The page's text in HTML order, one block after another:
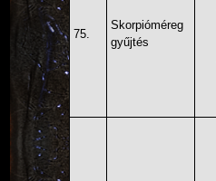
75.
Skorpióméreg
gyűjtés